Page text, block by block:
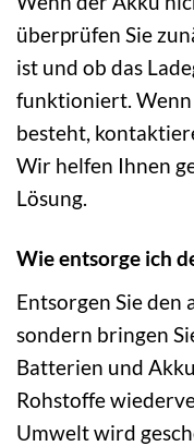
überprüfen Sie
ist und ob das
funktioniert.
besteht,
Wir helfen Ihnen
Lösung.
Wie entsorge ich
Entsorgen Sie den
sondern bringen
Batterien und
Rohstoffe
Umwelt wird